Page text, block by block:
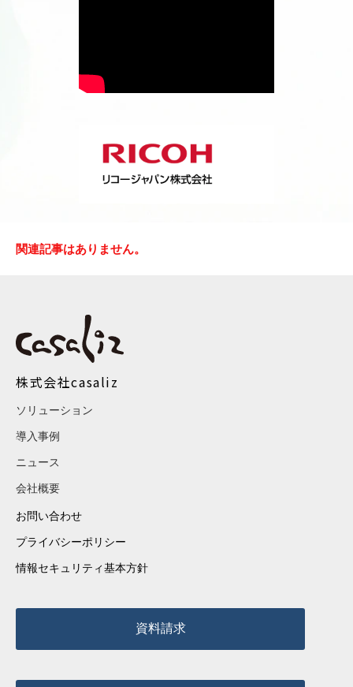
関連記事はありません。
株式会社casaliz
ソリューション
導入事例
ニュース
会社概要
お問い合わせ
プライバシーポリシー
情報セキュリティ基本方針
資料請求